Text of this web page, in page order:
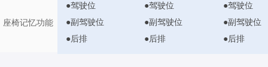
座椅记忆功能
●驾驶位
●副驾驶位
●后排
●驾驶位
●副驾驶位
●后排
●驾驶位
●副驾驶位
●后排